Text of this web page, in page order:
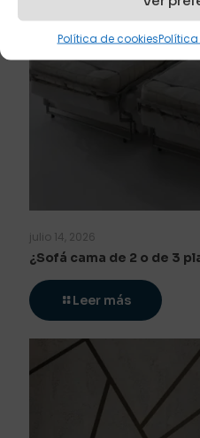
Política de cookies
julio 14, 2026
¿Sofá cama de 2 o de 3
Leer más